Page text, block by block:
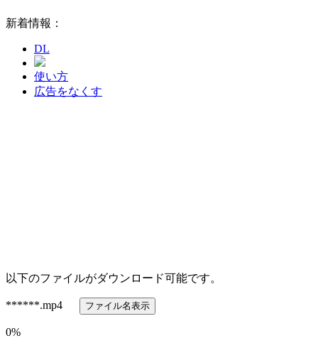
新着情報：
DL
使い方
広告をなくす
以下のファイルがダウンロード可能です。
******.mp4 ファイル名表示
0%